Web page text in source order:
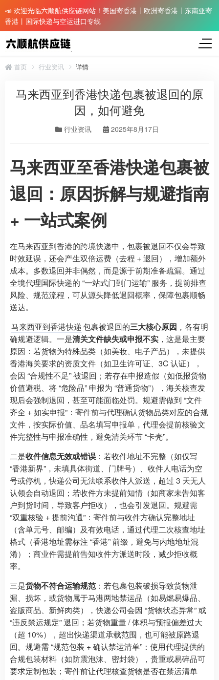
📣 欢迎光临六顺航供应链网站！美国寄香港丨欧洲寄香港丨东南亚寄
香港丨国际快递与空运进口专线
首页 行业资讯 详情
马来西亚到香港快递包裹被退回的原
因，如何避免
行业资讯 2025年8月17日
马来西亚至香港快递包裹被
退回：原因拆解与规避指南
+ 一站式案例
在马来西亚到香港的跨境快递中，包裹被退回不仅会导致
时效延误，还会产生双倍运费（去程 + 退回），增加额外
成本。多数退回并非偶然，而是源于前期准备疏漏。通过
全境代理国际快递的 “一站式门到门运输” 服务，提前排查
风险、规范流程，可从源头降低退回概率，保障包裹顺畅
送达。
马来西亚到香港快递包裹被退回的三大核心原因 ，各有明
确规避逻辑。一是清关文件缺失或申报不实 ，这是最主要
原因：若货物为特殊品类（如美妆、电子产品），未提供
香港海关要求的资质文件（如卫生许可证、3C 认证），
会因 “合规性不足” 被退回；若存在申报造假（如低报货物
价值避税、将 “危险品” 申报为 “普通货物”），海关核查发
现后会强制退回，甚至可能面临处罚。规避需做到 “文件
齐全 + 如实申报”：寄件前与代理确认货物品类对应的合规
文件，按实际价值、品名填写申报单，代理会提前核验文
件完整性与申报准确性，避免清关环节 “卡壳”。
二是收件信息无效或错误 ：若收件地址不完整（如仅写
“香港新界”，未填具体街道、门牌号）、收件人电话为空
号或停机，快递公司无法联系收件人派送，超过 3 天无人
认领会自动退回；若收件方未提前知情（如商家未告知客
户到货时间，导致客户拒收），也会引发退回。规避需
“双重核验 + 提前沟通”：寄件前与收件方确认完整地址
（含单元号、邮编）及有效电话，通过代理二次核查地址
格式（香港地址需标注 “香港” 前缀，避免与内地地址混
淆）；商业件需提前告知收件方派送时段，减少拒收概
率。
三是货物不符合运输规范：若包裹包装破损导致货物泄
漏、损坏，或货物属于马港两地禁运品（如易燃易爆品、
盗版商品、新鲜肉类），快递公司会因 “货物状态异常” 或
“违反禁运规定” 退回；若货物重量 / 体积与预报偏差过大
（超 10%），超出快递渠道承载范围，也可能被原路退
回。规避需 “规范包装 + 确认禁运清单”：使用代理提供的
合规包装材料（如防震泡沫、密封袋），贵重或易碎品可
要求定制包装；寄件前让代理核查货物是否在禁运清单